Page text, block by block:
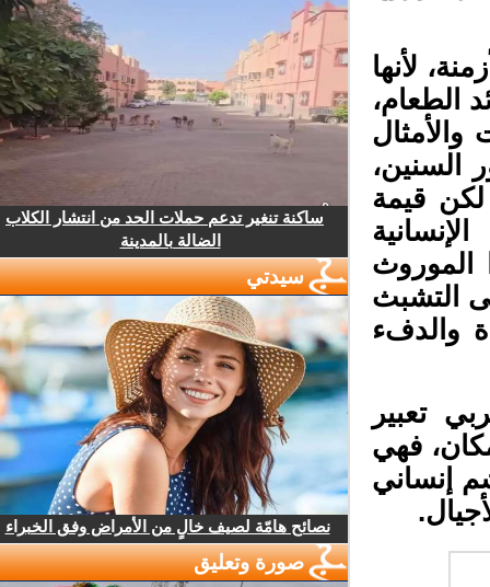
لأنها
الطعام،
قيمة
التشبث
والدفء
تعبير
فهي
إنساني
ساكنة تنغير تدعم حملات الحد من انتشار الكلاب
الضالة بالمدينة
سيدتي
نصائح هامّة لصيف خالٍ من الأمراض وفق الخبراء
صورة وتعليق